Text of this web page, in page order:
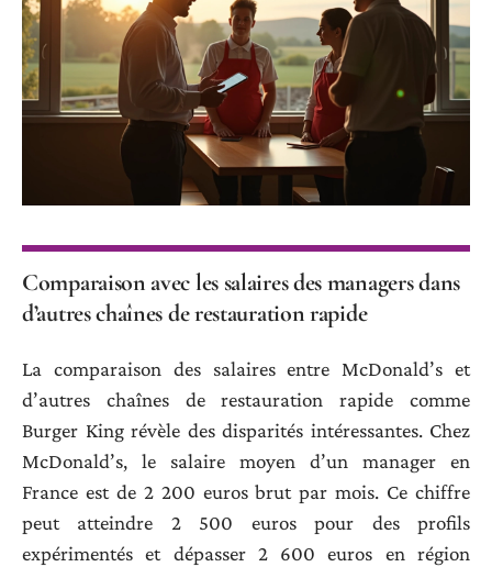
Comparaison avec les salaires des managers dans
d’autres chaînes de restauration rapide
La comparaison des salaires entre McDonald’s et
d’autres chaînes de restauration rapide comme
Burger King révèle des disparités intéressantes. Chez
McDonald’s, le salaire moyen d’un manager en
France est de 2 200 euros brut par mois. Ce chiffre
peut atteindre 2 500 euros pour des profils
expérimentés et dépasser 2 600 euros en région